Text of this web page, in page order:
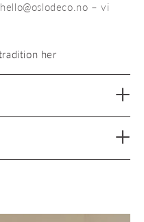
– vi
her